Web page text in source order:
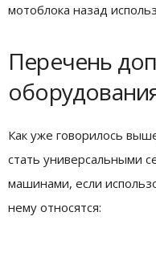
мотоблока назад
Перечень
Как уже говорилось
стать универсальными
машинами, если
нему относятся: